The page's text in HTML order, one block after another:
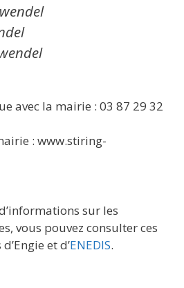
avec la mairie : 03 87 29 32
: www.stiring-
sur les
vous pouvez consulter ces
et d’ENEDIS.